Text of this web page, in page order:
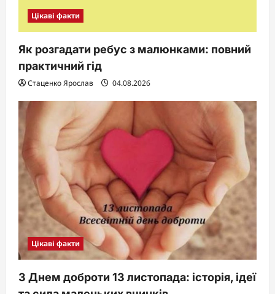
Цікаві факти
Як розгадати ребус з малюнками: повний
практичний гід
Стаценко Ярослав 04.08.2026
Цікаві факти
З Днем доброти 13 листопада: історія, ідеї